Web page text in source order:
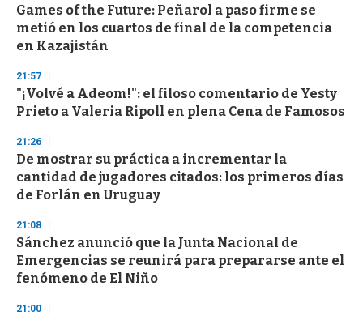
Games of the Future: Peñarol a paso firme se
metió en los cuartos de final de la competencia
en Kazajistán
21:57
"¡Volvé a Adeom!": el filoso comentario de Yesty
Prieto a Valeria Ripoll en plena Cena de Famosos
21:26
De mostrar su práctica a incrementar la
cantidad de jugadores citados: los primeros días
de Forlán en Uruguay
21:08
Sánchez anunció que la Junta Nacional de
Emergencias se reunirá para prepararse ante el
fenómeno de El Niño
21:00